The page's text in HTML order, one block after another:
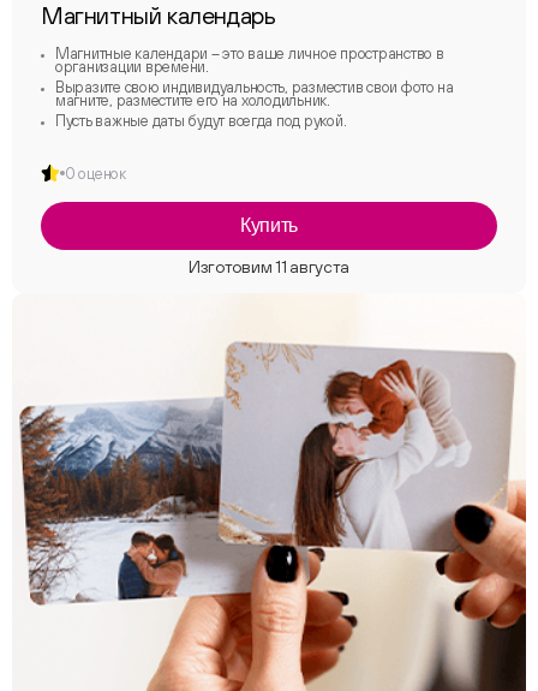
Магнитный календарь
Магнитные календари – это ваше личное пространство в
организации времени.
Выразите свою индивидуальность, разместив свои фото на
магните, разместите его на холодильник.
Пусть важные даты будут всегда под рукой.
0 оценок
Купить